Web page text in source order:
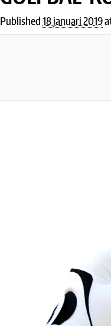
Published18 januari 2019